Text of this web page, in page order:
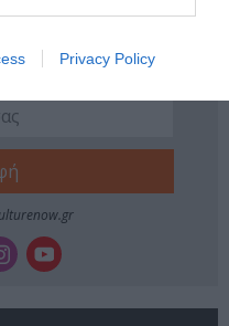
Privacy Policy
τελευταία νέα για